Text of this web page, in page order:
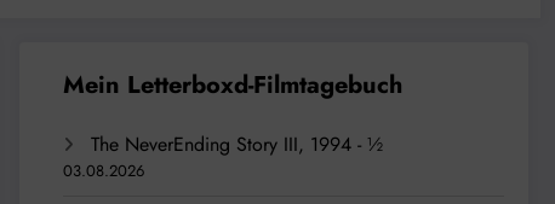
The NeverEnding Story III, 1994 - ½
03.08.2026